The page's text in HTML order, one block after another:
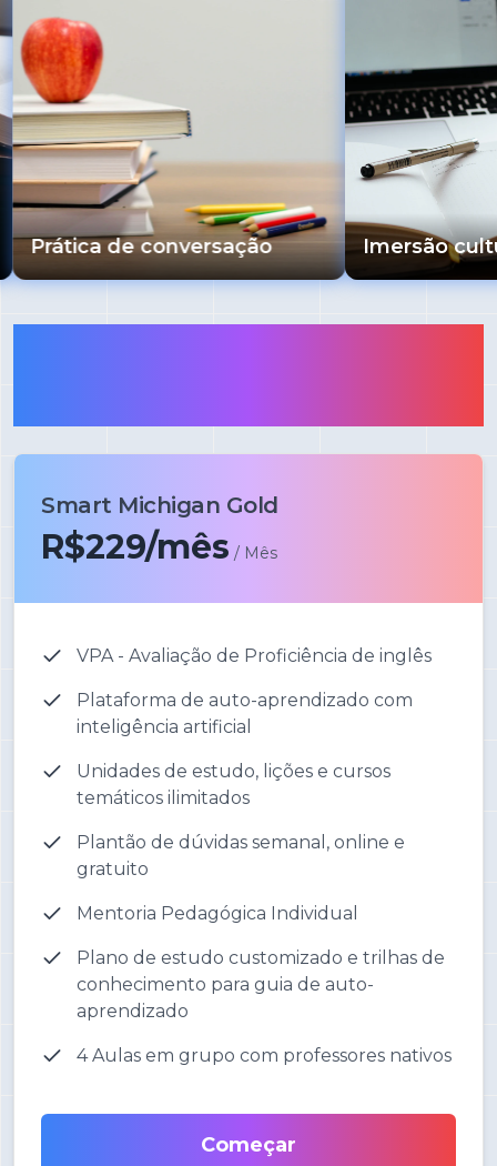
de conversação Imersão cultural
Smart Michigan Gold
R$229/mês / Mês
VPA - Avaliação de Proficiência de inglês
Plataforma de auto-aprendizado com
inteligência artificial
Unidades de estudo, lições e cursos
temáticos ilimitados
Plantão de dúvidas semanal, online e
gratuito
Mentoria Pedagógica Individual
Plano de estudo customizado e trilhas de
conhecimento para guia de auto-
aprendizado
4 Aulas em grupo com professores nativos
Começar